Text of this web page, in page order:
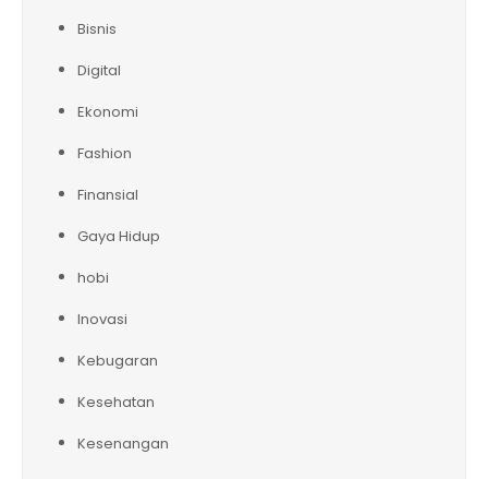
Bisnis
Digital
Ekonomi
Fashion
Finansial
Gaya Hidup
hobi
Inovasi
Kebugaran
Kesehatan
Kesenangan